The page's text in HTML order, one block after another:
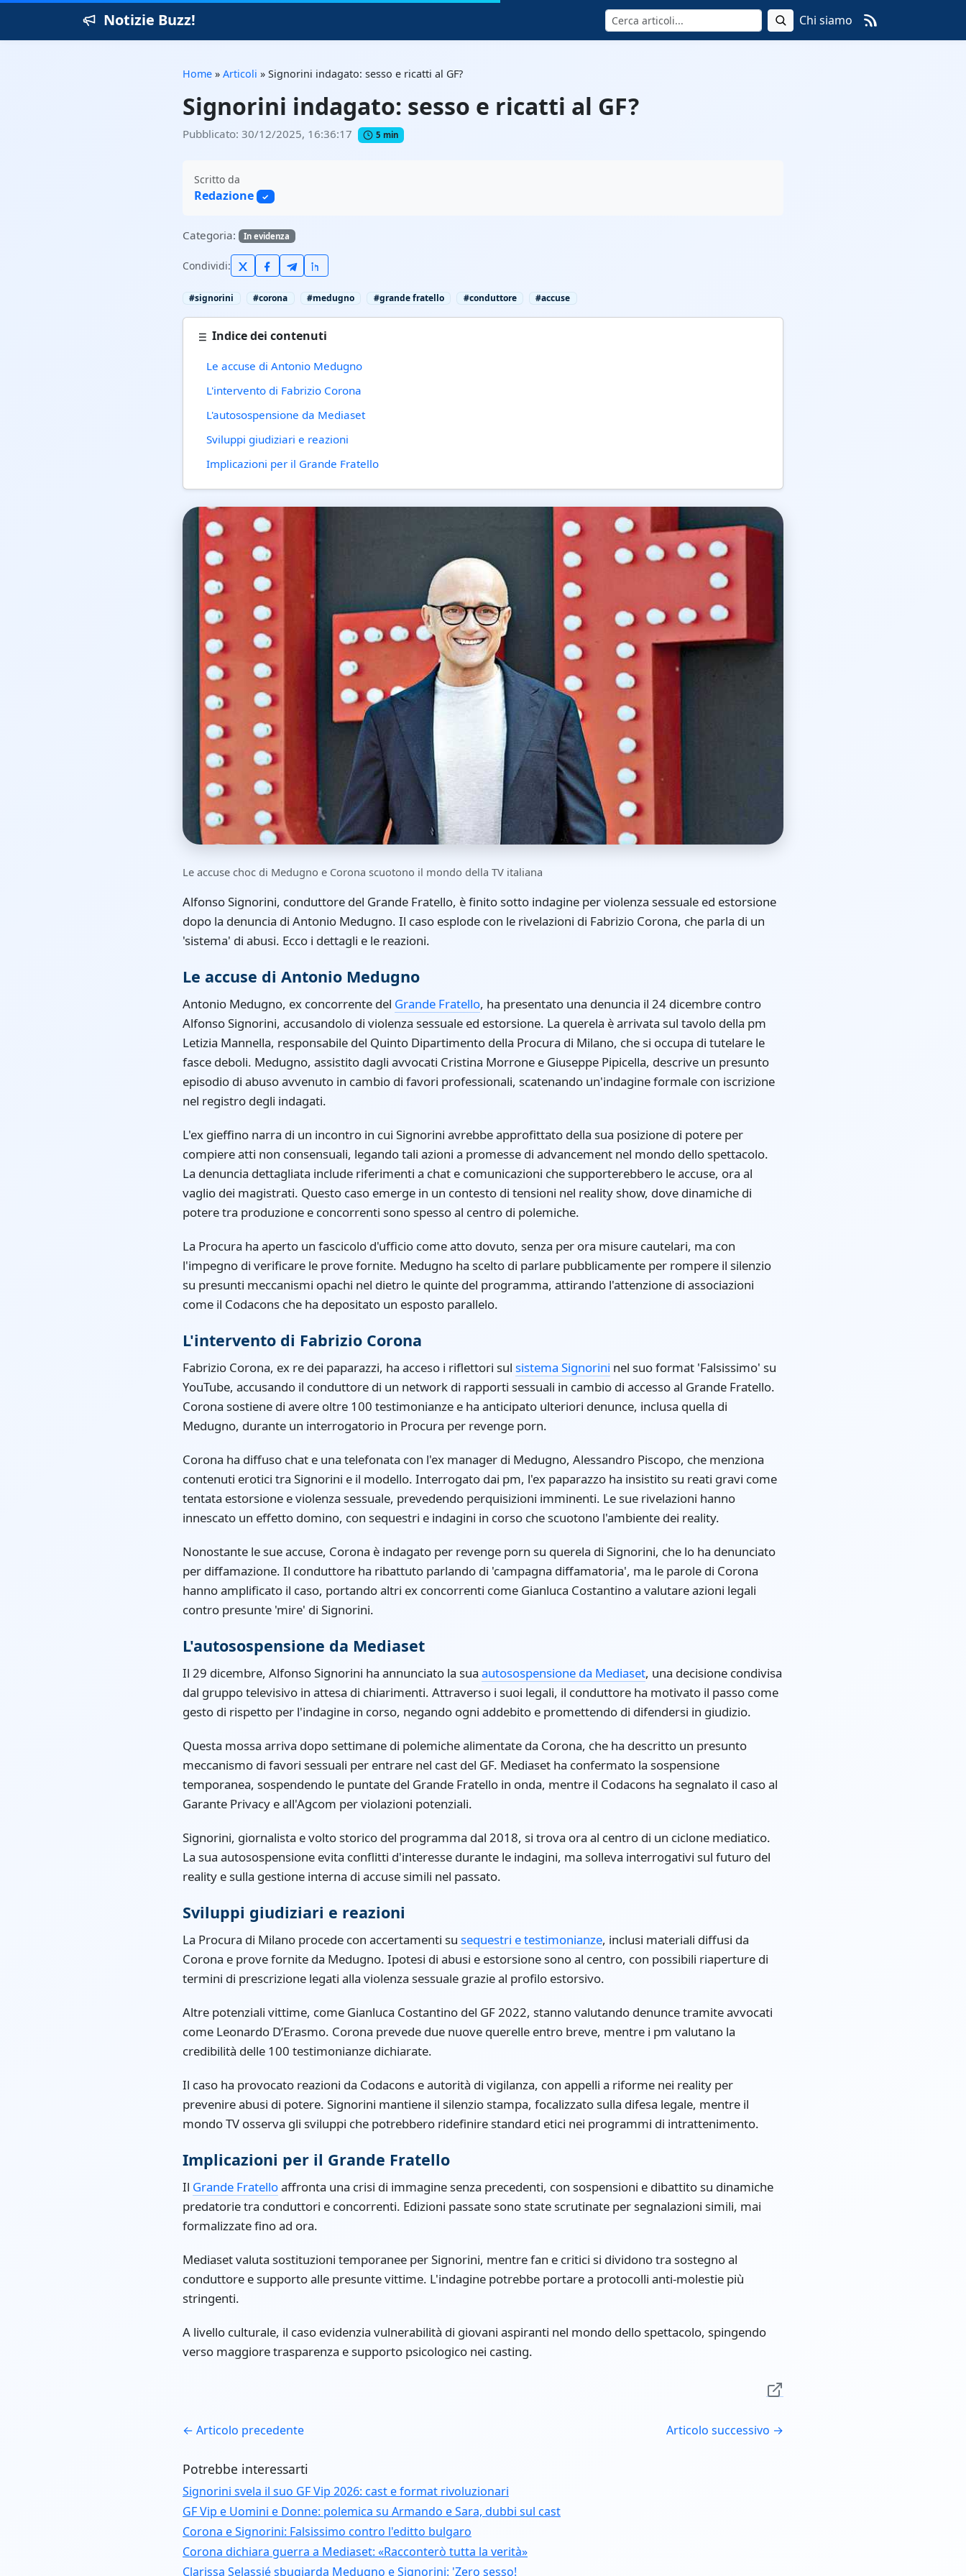
Notizie Buzz! Cerca Chi siamo
Home » Articoli » Signorini indagato: sesso e ricatti al GF?
Signorini indagato: sesso e ricatti al GF?
Pubblicato: 30/12/2025, 16:36:17 5 min
Scritto da
Redazione ✓
Categoria: In evidenza
Condividi:
#signorini #corona #medugno #grande fratello #conduttore #accuse
Indice dei contenuti
Le accuse di Antonio Medugno
L'intervento di Fabrizio Corona
L'autosospensione da Mediaset
Sviluppi giudiziari e reazioni
Implicazioni per il Grande Fratello
Le accuse choc di Medugno e Corona scuotono il mondo della TV italiana
Alfonso Signorini, conduttore del Grande Fratello, è finito sotto indagine per violenza sessuale ed estorsione
dopo la denuncia di Antonio Medugno. Il caso esplode con le rivelazioni di Fabrizio Corona, che parla di un
'sistema' di abusi. Ecco i dettagli e le reazioni.
Le accuse di Antonio Medugno
Antonio Medugno, ex concorrente del Grande Fratello, ha presentato una denuncia il 24 dicembre contro
Alfonso Signorini, accusandolo di violenza sessuale ed estorsione. La querela è arrivata sul tavolo della pm
Letizia Mannella, responsabile del Quinto Dipartimento della Procura di Milano, che si occupa di tutelare le
fasce deboli. Medugno, assistito dagli avvocati Cristina Morrone e Giuseppe Pipicella, descrive un presunto
episodio di abuso avvenuto in cambio di favori professionali, scatenando un'indagine formale con iscrizione
nel registro degli indagati.
L'ex gieffino narra di un incontro in cui Signorini avrebbe approfittato della sua posizione di potere per
compiere atti non consensuali, legando tali azioni a promesse di advancement nel mondo dello spettacolo.
La denuncia dettagliata include riferimenti a chat e comunicazioni che supporterebbero le accuse, ora al
vaglio dei magistrati. Questo caso emerge in un contesto di tensioni nel reality show, dove dinamiche di
potere tra produzione e concorrenti sono spesso al centro di polemiche.
La Procura ha aperto un fascicolo d'ufficio come atto dovuto, senza per ora misure cautelari, ma con
l'impegno di verificare le prove fornite. Medugno ha scelto di parlare pubblicamente per rompere il silenzio
su presunti meccanismi opachi nel dietro le quinte del programma, attirando l'attenzione di associazioni
come il Codacons che ha depositato un esposto parallelo.
L'intervento di Fabrizio Corona
Fabrizio Corona, ex re dei paparazzi, ha acceso i riflettori sul sistema Signorini nel suo format 'Falsissimo' su
YouTube, accusando il conduttore di un network di rapporti sessuali in cambio di accesso al Grande Fratello.
Corona sostiene di avere oltre 100 testimonianze e ha anticipato ulteriori denunce, inclusa quella di
Medugno, durante un interrogatorio in Procura per revenge porn.
Corona ha diffuso chat e una telefonata con l'ex manager di Medugno, Alessandro Piscopo, che menziona
contenuti erotici tra Signorini e il modello. Interrogato dai pm, l'ex paparazzo ha insistito su reati gravi come
tentata estorsione e violenza sessuale, prevedendo perquisizioni imminenti. Le sue rivelazioni hanno
innescato un effetto domino, con sequestri e indagini in corso che scuotono l'ambiente dei reality.
Nonostante le sue accuse, Corona è indagato per revenge porn su querela di Signorini, che lo ha denunciato
per diffamazione. Il conduttore ha ribattuto parlando di 'campagna diffamatoria', ma le parole di Corona
hanno amplificato il caso, portando altri ex concorrenti come Gianluca Costantino a valutare azioni legali
contro presunte 'mire' di Signorini.
L'autosospensione da Mediaset
Il 29 dicembre, Alfonso Signorini ha annunciato la sua autosospensione da Mediaset, una decisione condivisa
dal gruppo televisivo in attesa di chiarimenti. Attraverso i suoi legali, il conduttore ha motivato il passo come
gesto di rispetto per l'indagine in corso, negando ogni addebito e promettendo di difendersi in giudizio.
Questa mossa arriva dopo settimane di polemiche alimentate da Corona, che ha descritto un presunto
meccanismo di favori sessuali per entrare nel cast del GF. Mediaset ha confermato la sospensione
temporanea, sospendendo le puntate del Grande Fratello in onda, mentre il Codacons ha segnalato il caso al
Garante Privacy e all'Agcom per violazioni potenziali.
Signorini, giornalista e volto storico del programma dal 2018, si trova ora al centro di un ciclone mediatico.
La sua autosospensione evita conflitti d'interesse durante le indagini, ma solleva interrogativi sul futuro del
reality e sulla gestione interna di accuse simili nel passato.
Sviluppi giudiziari e reazioni
La Procura di Milano procede con accertamenti su sequestri e testimonianze, inclusi materiali diffusi da
Corona e prove fornite da Medugno. Ipotesi di abusi e estorsione sono al centro, con possibili riaperture di
termini di prescrizione legati alla violenza sessuale grazie al profilo estorsivo.
Altre potenziali vittime, come Gianluca Costantino del GF 2022, stanno valutando denunce tramite avvocati
come Leonardo D’Erasmo. Corona prevede due nuove querelle entro breve, mentre i pm valutano la
credibilità delle 100 testimonianze dichiarate.
Il caso ha provocato reazioni da Codacons e autorità di vigilanza, con appelli a riforme nei reality per
prevenire abusi di potere. Signorini mantiene il silenzio stampa, focalizzato sulla difesa legale, mentre il
mondo TV osserva gli sviluppi che potrebbero ridefinire standard etici nei programmi di intrattenimento.
Implicazioni per il Grande Fratello
Il Grande Fratelloaffronta una crisi di immagine senza precedenti, con sospensioni e dibattito su dinamiche
predatorie tra conduttori e concorrenti. Edizioni passate sono state scrutinate per segnalazioni simili, mai
formalizzate fino ad ora.
Mediaset valuta sostituzioni temporanee per Signorini, mentre fan e critici si dividono tra sostegno al
conduttore e supporto alle presunte vittime. L'indagine potrebbe portare a protocolli anti-molestie più
stringenti.
A livello culturale, il caso evidenzia vulnerabilità di giovani aspiranti nel mondo dello spettacolo, spingendo
verso maggiore trasparenza e supporto psicologico nei casting.
← Articolo precedente Articolo successivo →
Potrebbe interessarti
Signorini svela il suo GF Vip 2026: cast e format rivoluzionari
GF Vip e Uomini e Donne: polemica su Armando e Sara, dubbi sul cast
Corona e Signorini: Falsissimo contro l'editto bulgaro
Corona dichiara guerra a Mediaset: «Racconterò tutta la verità»
Clarissa Selassié sbugiarda Medugno e Signorini: 'Zero sesso!